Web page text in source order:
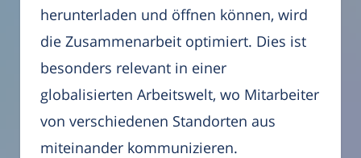
herunterladen und öffnen können, wird
die Zusammenarbeit optimiert. Dies ist
besonders relevant in einer
globalisierten Arbeitswelt, wo Mitarbeiter
von verschiedenen Standorten aus
miteinander kommunizieren.